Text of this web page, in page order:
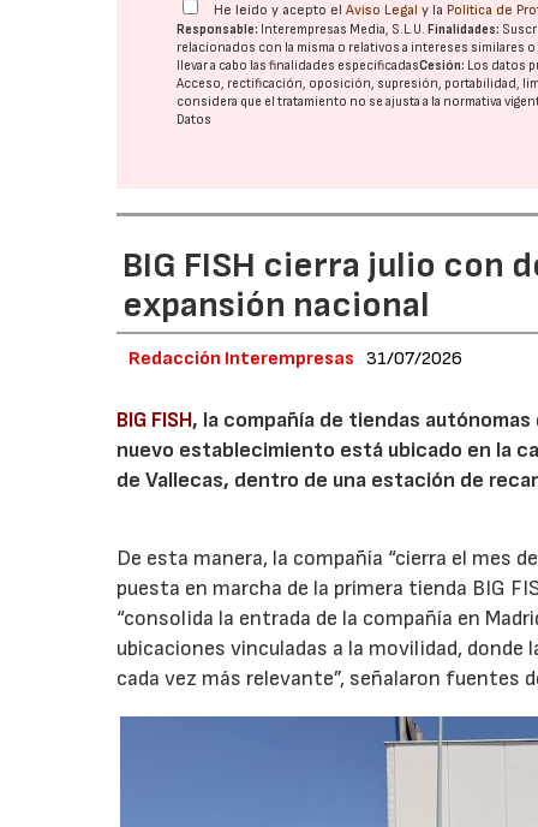
He leído y acepto elAviso Legal y la Política de
Responsable: Interempresas Media, S.L.U. Finalidades:
relacionados con la misma o relativos a intereses similares
llevar a cabo las finalidades especificadasCesión: Los datos
Acceso, rectificación, oposición, supresión, portabilidad,
considera que el tratamiento no se ajusta a la normativa
Datos
BIG FISH cierra julio con
expansión nacional
Redacción Interempresas 31/07/2026
BIG FISH, la compañía de tiendas
nuevo establecimiento está ubicado en la
de Vallecas, dentro de una estación de
De esta manera, la compañía “cierra el mes
puesta en marcha de la primera tienda BIG
“consolida la entrada de la compañía en
ubicaciones vinculadas a la movilidad,
cada vez más relevante”, señalaron fuentes